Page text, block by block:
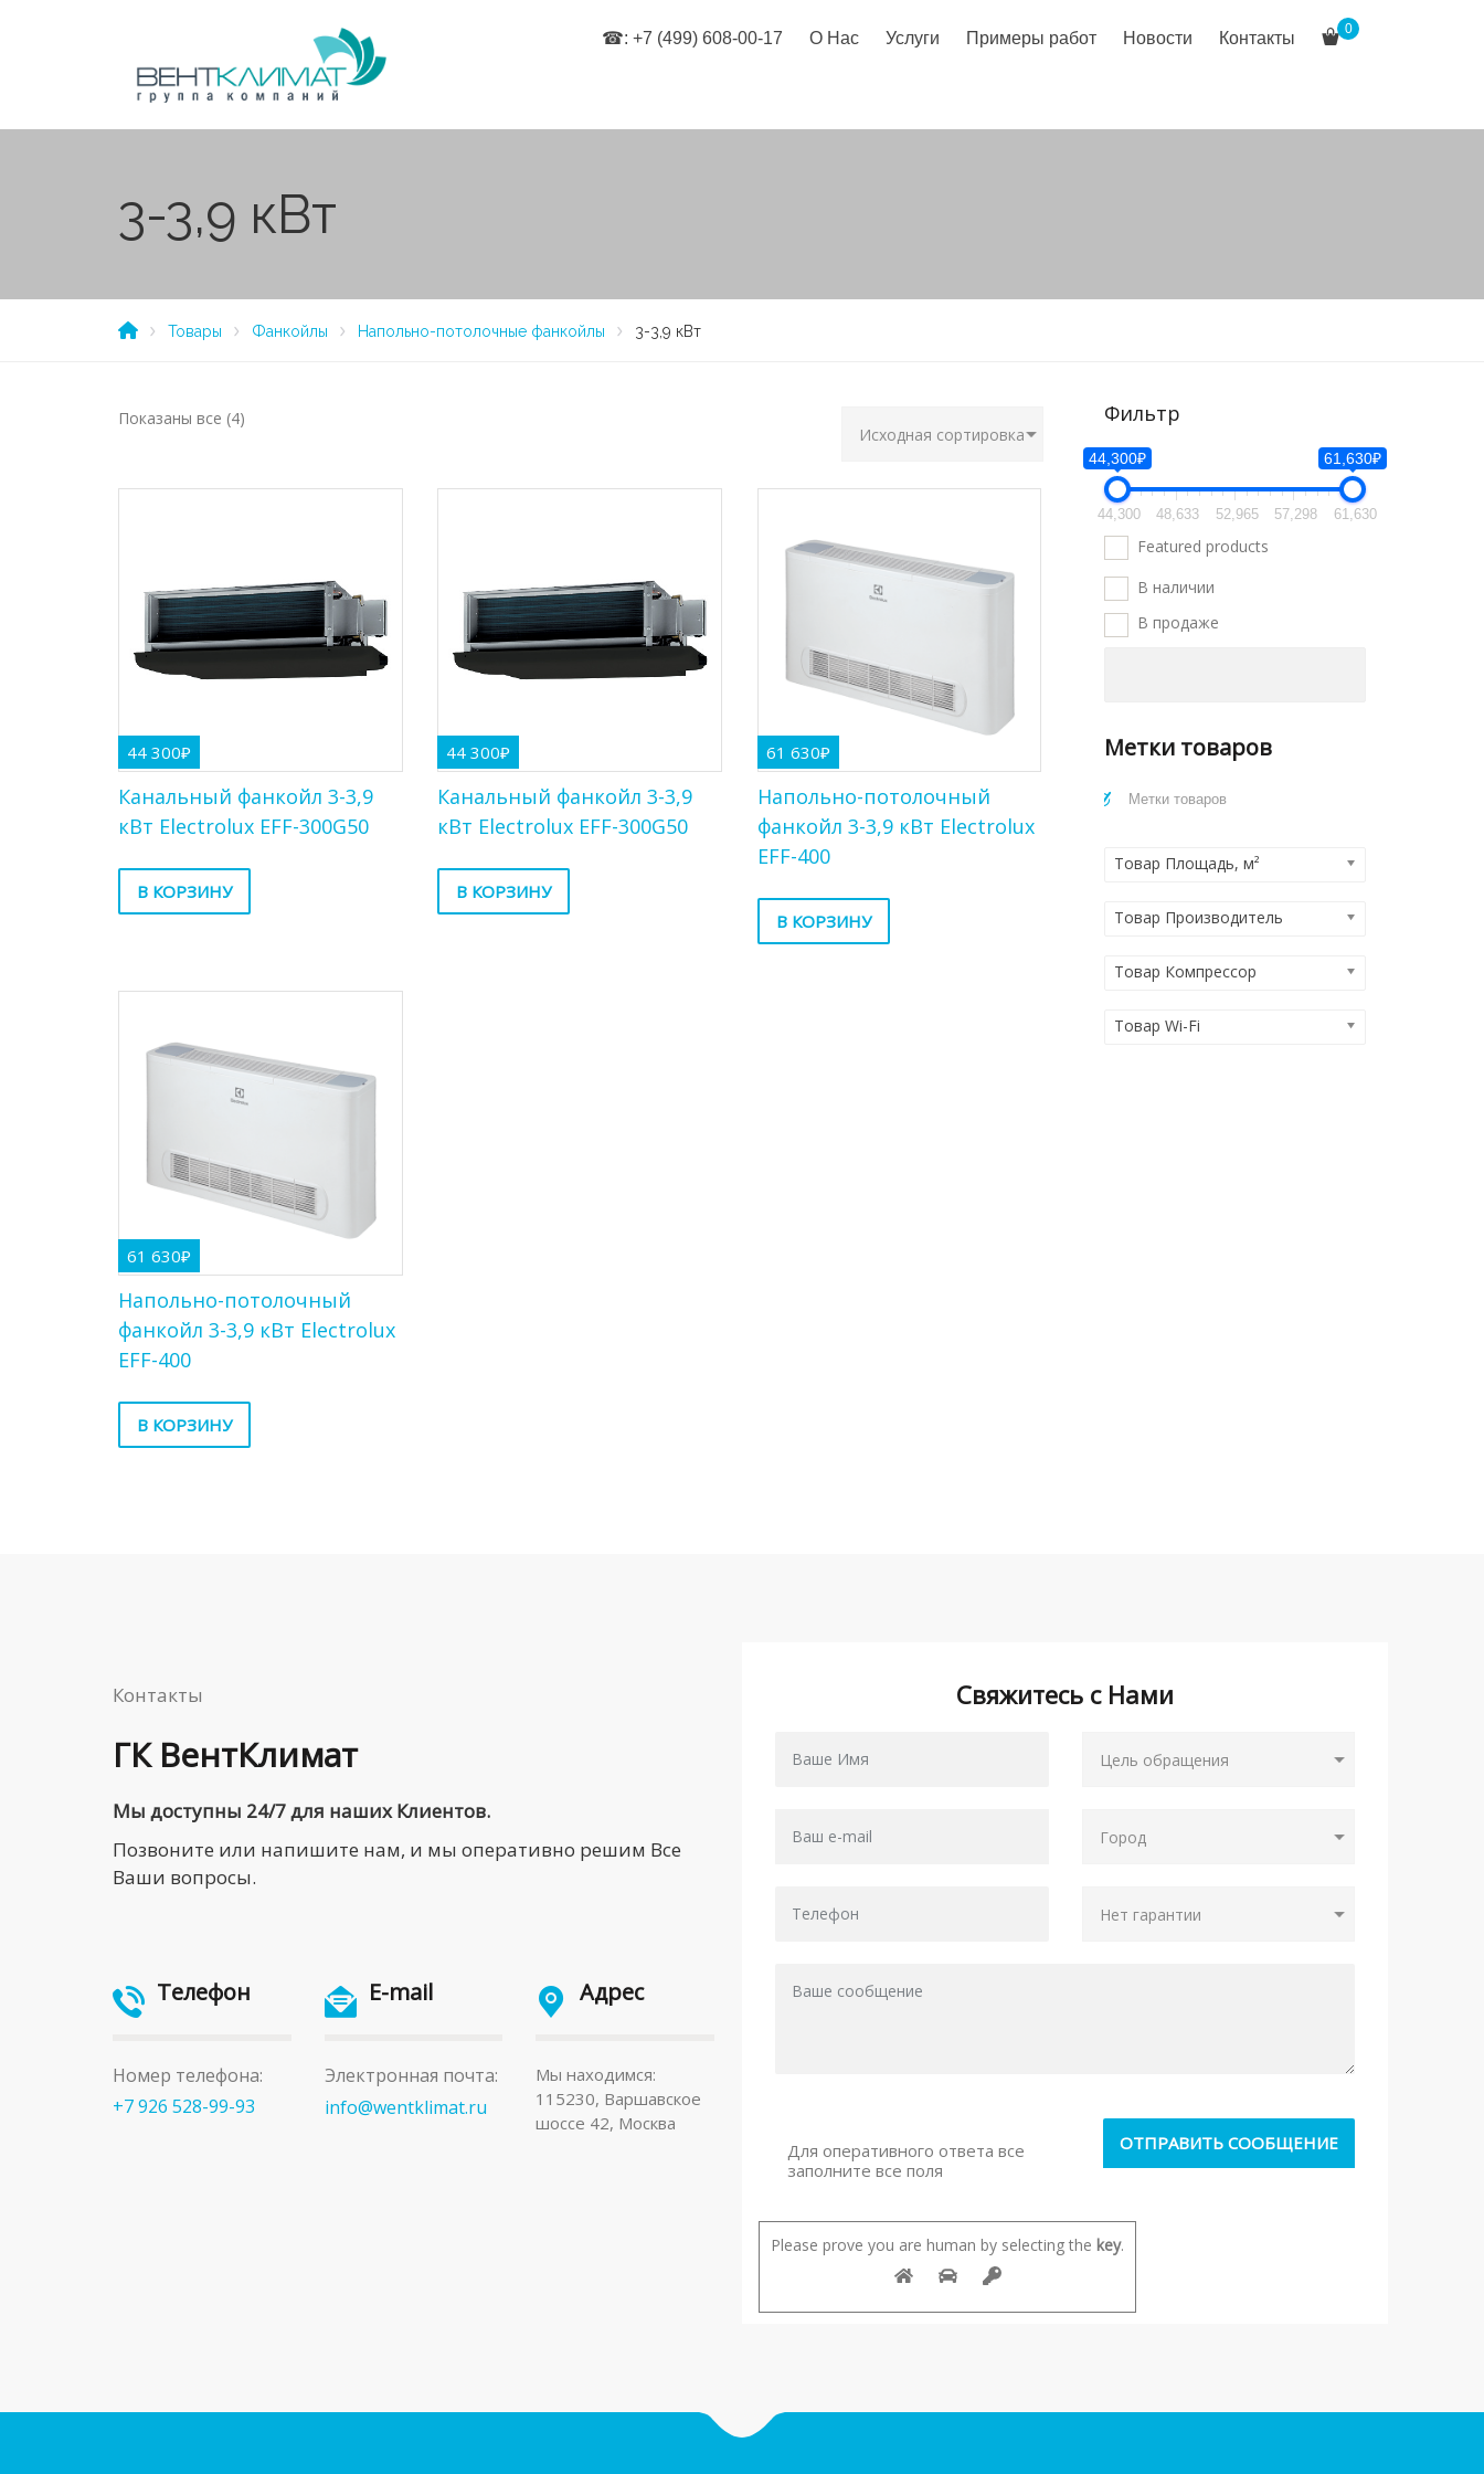
☎: +7 (499) 608-00-17 О Нас Услуги Примеры работ Новости Контакты 0
3-3,9 кВт
Товары Фанкойлы Напольно-потолочные фанкойлы 3-3,9 кВт
Показаны все (4)
44 300₽
Канальный фанкойл 3-3,9
кВт Electrolux EFF-300G50
В КОРЗИНУ
44 300₽
Канальный фанкойл 3-3,9
кВт Electrolux EFF-300G50
В КОРЗИНУ
61 630₽
Напольно-потолочный
фанкойл 3-3,9 кВт Electrolux
EFF-400
В КОРЗИНУ
61 630₽
Напольно-потолочный
фанкойл 3-3,9 кВт Electrolux
EFF-400
В КОРЗИНУ
Фильтр
44,300₽ 61,630₽
44,300 48,633 52,965 57,298 61,630
Featured products
В наличии
В продаже
Метки товаров
Товар Площадь, м²
Товар Производитель
Товар Компрессор
Товар Wi-Fi
Контакты
ГК ВентКлимат
Мы доступны 24/7 для наших Клиентов.
Позвоните или напишите нам, и мы оперативно решим Все
Ваши вопросы.
Телефон
Номер телефона:
+7 926 528-99-93
E-mail
Электронная почта:
info@wentklimat.ru
Адрес
Мы находимся:
115230, Варшавское
шоссе 42, Москва
Свяжитесь с Нами
Для оперативного ответа все
заполните все поля
Please prove you are human by selecting the key.